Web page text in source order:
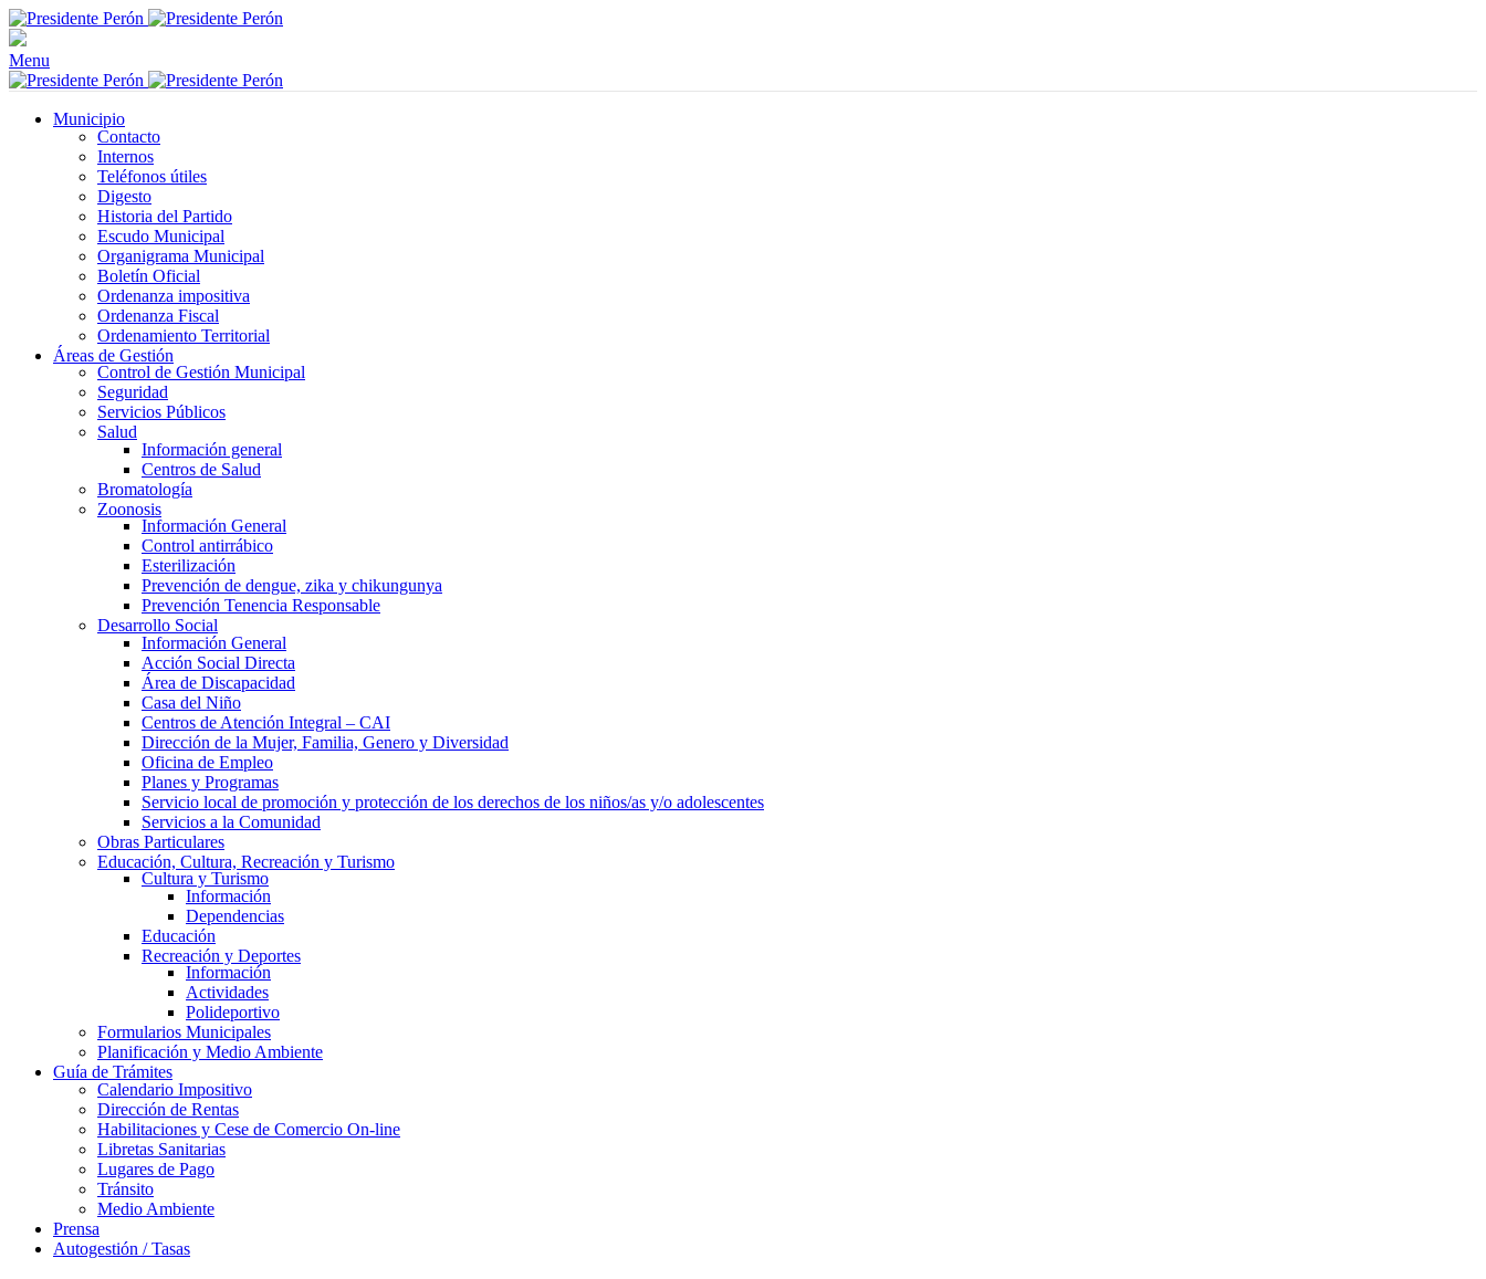
Menu
Municipio
Contacto
Internos
Teléfonos útiles
Digesto
Historia del Partido
Escudo Municipal
Organigrama Municipal
Boletín Oficial
Ordenanza impositiva
Ordenanza Fiscal
Ordenamiento Territorial
Áreas de Gestión
Control de Gestión Municipal
Seguridad
Servicios Públicos
Salud
Información general
Centros de Salud
Bromatología
Zoonosis
Información General
Control antirrábico
Esterilización
Prevención de dengue, zika y chikungunya
Prevención Tenencia Responsable
Desarrollo Social
Información General
Acción Social Directa
Área de Discapacidad
Casa del Niño
Centros de Atención Integral – CAI
Dirección de la Mujer, Familia, Genero y Diversidad
Oficina de Empleo
Planes y Programas
Servicio local de promoción y protección de los derechos de los niños/as y/o adolescentes
Servicios a la Comunidad
Obras Particulares
Educación, Cultura, Recreación y Turismo
Cultura y Turismo
Información
Dependencias
Educación
Recreación y Deportes
Información
Actividades
Polideportivo
Formularios Municipales
Planificación y Medio Ambiente
Guía de Trámites
Calendario Impositivo
Dirección de Rentas
Habilitaciones y Cese de Comercio On-line
Libretas Sanitarias
Lugares de Pago
Tránsito
Medio Ambiente
Prensa
Autogestión / Tasas